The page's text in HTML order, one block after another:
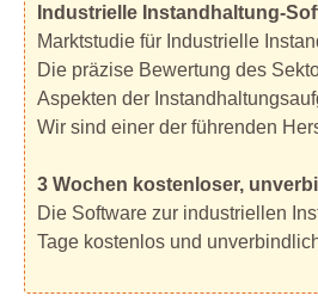
Industrielle Instandhaltung-
Marktstudie für Industrielle
Die präzise Bewertung des
Aspekten der
Wir sind einer der führenden
3 Wochen kostenloser,
Die Software zur industriellen
Tage kostenlos und